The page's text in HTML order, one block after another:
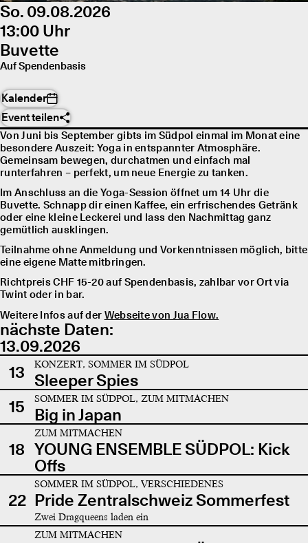
So. 09.08.2026
13:00 Uhr
Buvette
Auf Spendenbasis
Kalender
Event teilen
Von Juni bis September gibts im Südpol einmal im Monat eine
besondere Auszeit: Yoga in entspannter Atmosphäre.
Gemeinsam bewegen, durchatmen und einfach mal
runterfahren – perfekt, um neue Energie zu tanken.
Im Anschluss an die Yoga-Session öffnet um 14 Uhr die
Buvette. Schnapp dir einen Kaffee, ein erfrischendes Getränk
oder eine kleine Leckerei und lass den Nachmittag ganz
gemütlich ausklingen.
Teilnahme ohne Anmeldung und Vorkenntnissen möglich, bitte
eine eigene Matte mitbringen.
Richtpreis CHF 15-20 auf Spendenbasis, zahlbar vor Ort via
Twint oder in bar.
Weitere Infos auf der Webseite von Jua Flow.
nächste Daten:
13.09.2026
13
KONZERT, SOMMER IM SÜDPOL
Sleeper Spies
15
SOMMER IM SÜDPOL, ZUM MITMACHEN
Big in Japan
18
ZUM MITMACHEN
YOUNG ENSEMBLE SÜDPOL: Kick
Offs
22
SOMMER IM SÜDPOL, VERSCHIEDENES
Pride Zentralschweiz Sommerfest
Zwei Dragqueens laden ein
ZUM MITMACHEN